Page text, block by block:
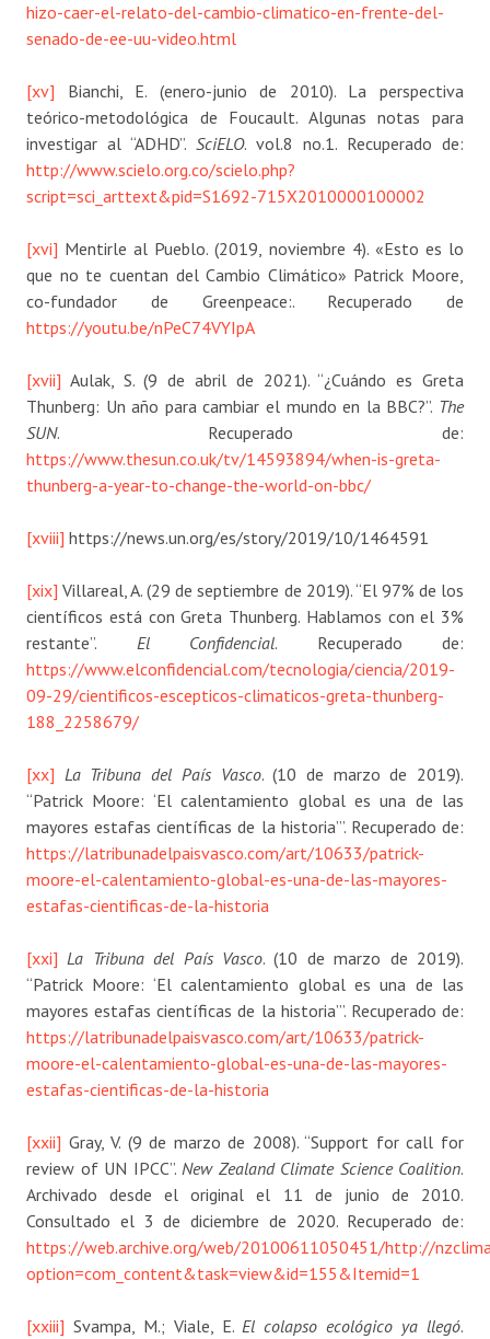
hizo-caer-el-relato-del-cambio-climatico-en-frente-del-
senado-de-ee-uu-video.html
[xv] Bianchi, E. (enero-junio de 2010). La perspectiva
teórico-metodológica de Foucault. Algunas notas para
investigar al “ADHD”. SciELO. vol.8 no.1. Recuperado de:
http://www.scielo.org.co/scielo.php?
script=sci_arttext&pid=S1692-715X2010000100002
[xvi] Mentirle al Pueblo. (2019, noviembre 4). «Esto es lo
que no te cuentan del Cambio Climático» Patrick Moore,
co-fundador de Greenpeace:. Recuperado de
https://youtu.be/nPeC74VYIpA
[xvii] Aulak, S. (9 de abril de 2021). “¿Cuándo es Greta
Thunberg: Un año para cambiar el mundo en la BBC?”. The
SUN. Recuperado de:
https://www.thesun.co.uk/tv/14593894/when-is-greta-
thunberg-a-year-to-change-the-world-on-bbc/
[xviii] https://news.un.org/es/story/2019/10/1464591
[xix] Villareal, A. (29 de septiembre de 2019). “El 97% de los
científicos está con Greta Thunberg. Hablamos con el 3%
restante”. El Confidencial. Recuperado de:
https://www.elconfidencial.com/tecnologia/ciencia/2019-
09-29/cientificos-escepticos-climaticos-greta-thunberg-
188_2258679/
[xx] La Tribuna del País Vasco. (10 de marzo de 2019).
“Patrick Moore: ‘El calentamiento global es una de las
mayores estafas científicas de la historia’”. Recuperado de:
https://latribunadelpaisvasco.com/art/10633/patrick-
moore-el-calentamiento-global-es-una-de-las-mayores-
estafas-cientificas-de-la-historia
[xxi] La Tribuna del País Vasco. (10 de marzo de 2019).
“Patrick Moore: ‘El calentamiento global es una de las
mayores estafas científicas de la historia’”. Recuperado de:
https://latribunadelpaisvasco.com/art/10633/patrick-
moore-el-calentamiento-global-es-una-de-las-mayores-
estafas-cientificas-de-la-historia
[xxii] Gray, V. (9 de marzo de 2008). “Support for call for
review of UN IPCC”. New Zealand Climate Science Coalition.
Archivado desde el original el 11 de junio de 2010.
Consultado el 3 de diciembre de 2020. Recuperado de:
https://web.archive.org/web/20100611050451/http://
option=com_content&task=view&id=155&Itemid=1
[xxiii] Svampa, M.; Viale, E.El colapso ecológico ya llegó.